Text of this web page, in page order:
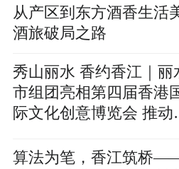
从产区到东方酒香生活
酒旅破局之路
秀山丽水 香约香江｜丽
市组团亮相第四届香港
际文化创意博览会 推动
算法为笔，香江筑桥